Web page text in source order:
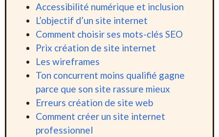
Accessibilité numérique et inclusion
L’objectif d’un site internet
Comment choisir ses mots-clés SEO
Prix création de site internet
Les wireframes
Ton concurrent moins qualifié gagne
parce que son site rassure mieux
Erreurs création de site web
Comment créer un site internet
professionnel